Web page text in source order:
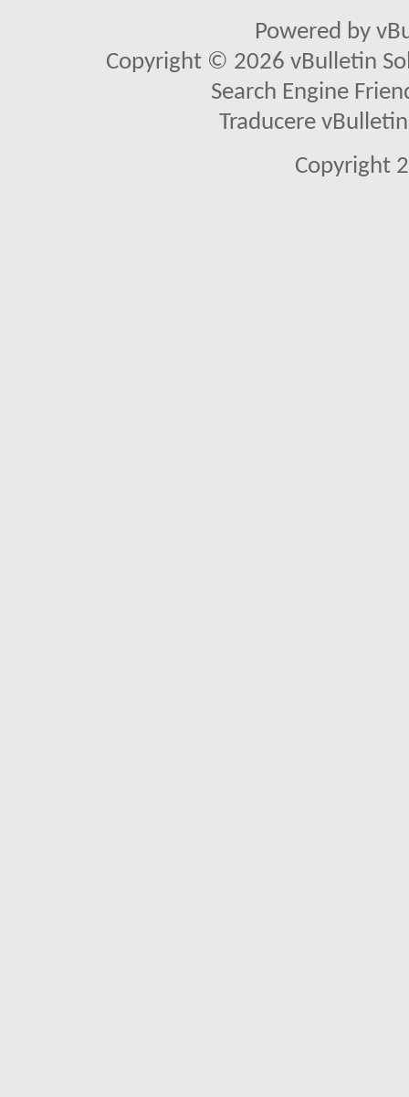
Powered by
Copyright © 2026 vBulletin
Search Engine
Traducere
Copyright